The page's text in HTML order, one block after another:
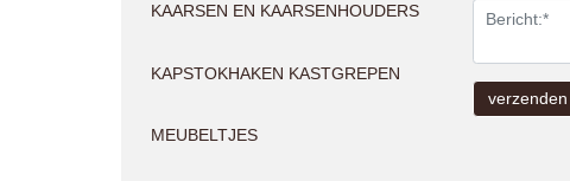
KAARSEN EN KAARSENHOUDERS
KAPSTOKHAKEN KASTGREPEN
MEUBELTJES